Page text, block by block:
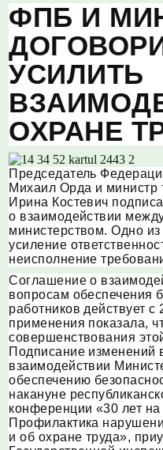
ФПБ И
УСИЛИТЬ
ОХРАНЕ
Председатель
Михаил Орда и министр
Ирина Костевич
о взаимодействии
министерством. Одно
усиление
неисполнение
Соглашение о
вопросам обеспечения
работников действует с
применения показала,
совершенствования
Подписание изменений
взаимодействии
обеспечению
накануне
конференции «30 лет на
Профилактика
и об охране труда»,